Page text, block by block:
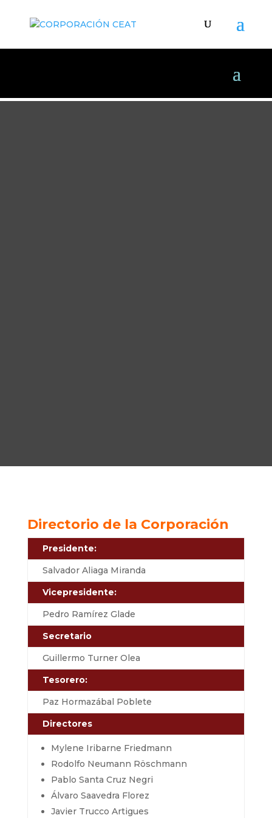
Directorio de la Corporación
Presidente:
Salvador Aliaga Miranda
Vicepresidente:
Pedro Ramírez Glade
Secretario
Guillermo Turner Olea
Tesorero:
Paz Hormazábal Poblete
Directores
Mylene Iribarne Friedmann
Rodolfo Neumann Röschmann
Pablo Santa Cruz Negri
Álvaro Saavedra Florez
Javier Trucco Artigues